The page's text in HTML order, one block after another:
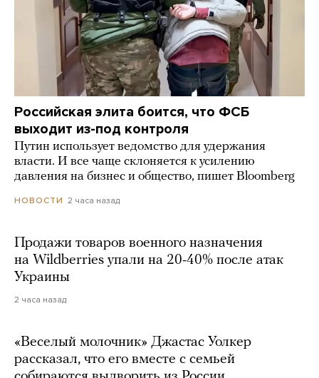
Российская элита боится, что ФСБ
выходит из-под контроля
Путин использует ведомство для удержания
власти. И все чаще склоняется к усилению
давления на бизнес и общество, пишет Bloomberg
НОВОСТИ 2 часа назад
Продажи товаров военного назначения
на Wildberries упали на 20-40% после атак
Украины
2 часа назад
«Веселый молочник» Джастас Уолкер
рассказал, что его вместе с семьей